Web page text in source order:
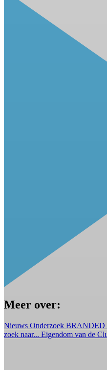
Meer over:
Nieuws Onderzoek BRANDED
zoek naar... Eigendom van de